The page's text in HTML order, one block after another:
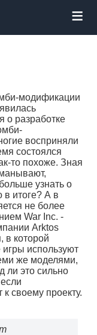
≡
модификации
о разработке
восприняли
состоялся
то похоже. Зная
узнать о
в итоге? А в
не более
War Inc. -
Arktos
в которой
игры используют
же моделями,
ли это сильно
к своему проекту.